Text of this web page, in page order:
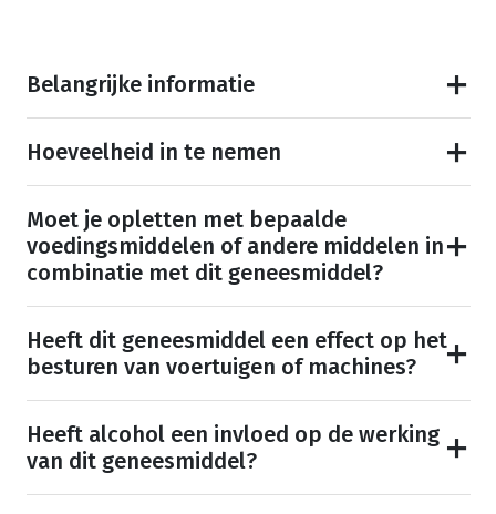
Belangrijke informatie
Hoeveelheid in te nemen
Moet je opletten met bepaalde
voedingsmiddelen of andere middelen in
combinatie met dit geneesmiddel?
Heeft dit geneesmiddel een effect op het
besturen van voertuigen of machines?
Heeft alcohol een invloed op de werking
van dit geneesmiddel?